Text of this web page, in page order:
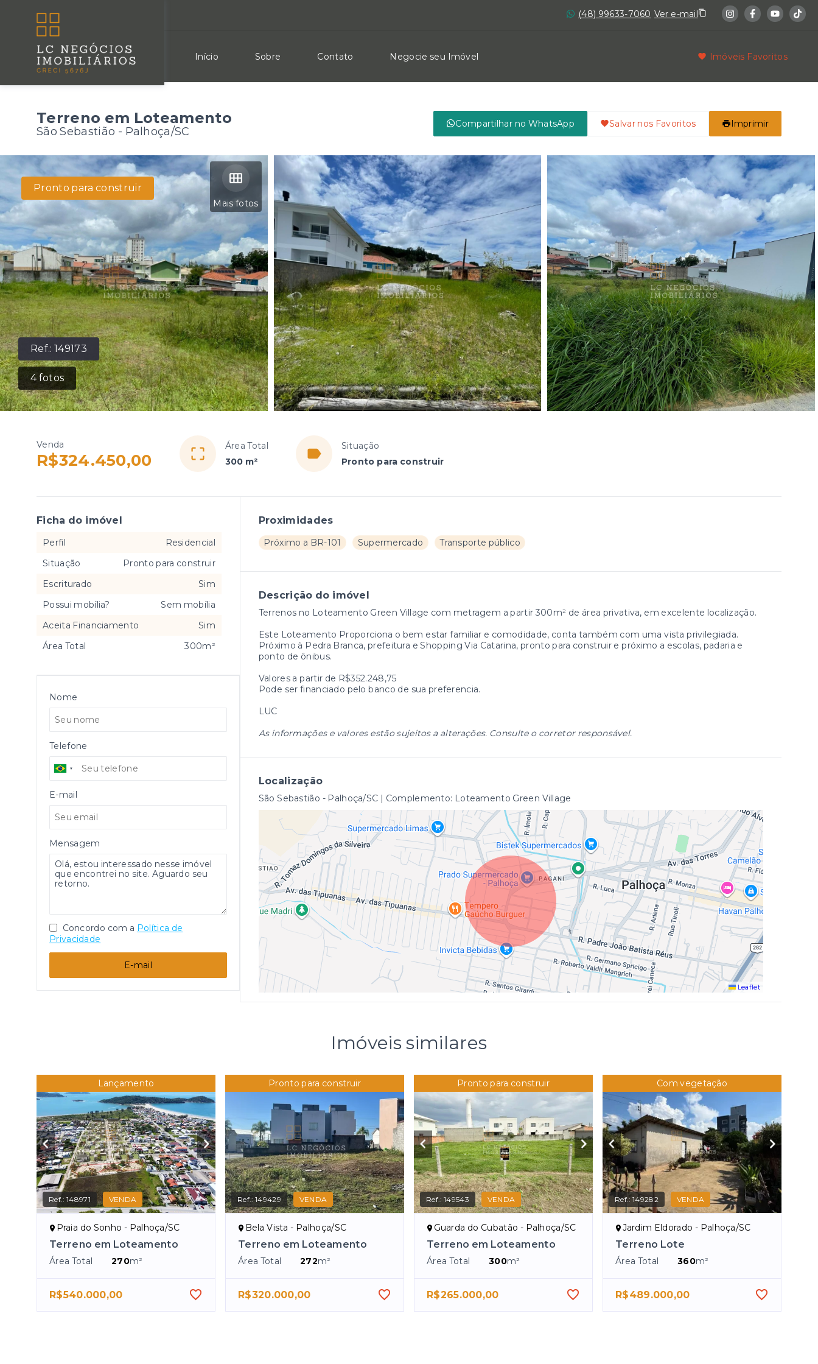
(48) 99633-7060 Ver e-mail
Início Sobre Contato Negocie seu Imóvel Imóveis Favoritos
Terreno em Loteamento
São Sebastião - Palhoça/SC
Compartilhar no WhatsApp Salvar nos Favoritos Imprimir
Ref.:149173
4fotos
Mais fotos
Pronto para construir
Venda
R$324.450,00
Área Total
300 m²
Situação
Pronto para construir
Proximidades
Próximo a BR-101 Supermercado Transporte público
Descrição do imóvel
Terrenos no Loteamento Green Village com metragem a partir 300m² de área privativa, em excelente localização.
Este Loteamento Proporciona o bem estar familiar e comodidade, conta também com uma vista privilegiada.
Próximo à Pedra Branca, prefeitura e Shopping Via Catarina, pronto para construir e próximo a escolas, padaria e
ponto de ônibus.
Valores a partir de R$352.248,75
Pode ser financiado pelo banco de sua preferencia.
LUC
As informações e valores estão sujeitos a alterações. Consulte o corretor responsável.
Localização
São Sebastião - Palhoça/SC | Complemento: Loteamento Green Village
Leaflet
Ficha do imóvel
Perfil
Residencial
Situação
Pronto para construir
Escriturado
Sim
Possui mobília?
Sem mobília
Aceita Financiamento
Sim
Área Total
300m²
Nome
Telefone
E-mail
Mensagem
Concordo com a Política de
Privacidade
E-mail
Imóveis similares
Lançamento
Ref.:148971 VENDA
Praia do Sonho - Palhoça/SC
Terreno em Loteamento
Área Total 270m²
R$540.000,00
Pronto para construir
Ref.:149429 VENDA
Bela Vista - Palhoça/SC
Terreno em Loteamento
Área Total 272m²
R$320.000,00
Pronto para construir
Ref.:149543 VENDA
Guarda do Cubatão - Palhoça/SC
Terreno em Loteamento
Área Total 300m²
R$265.000,00
Com vegetação
Ref.:149282 VENDA
Jardim Eldorado - Palhoça/SC
Terreno Lote
Área Total 360m²
R$489.000,00